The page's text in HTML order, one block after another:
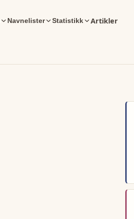
Navnelister Statistikk Artikler